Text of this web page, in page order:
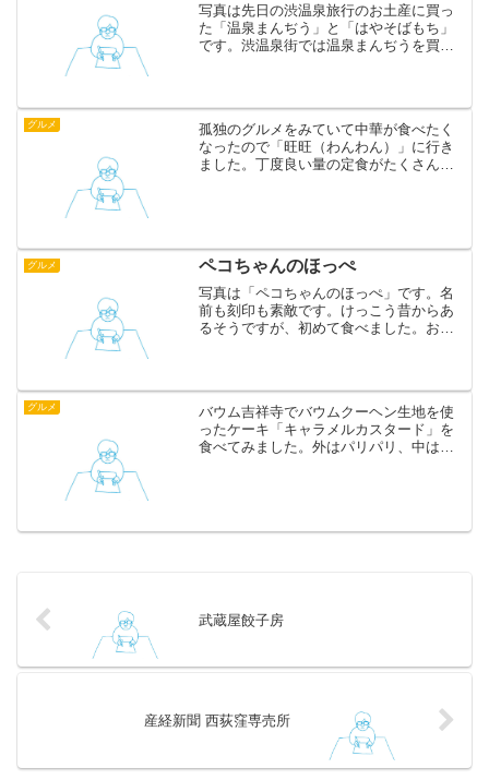
写真は先日の渋温泉旅行のお土産に買っ
た「温泉まんぢう」と「はやそばもち」
です。渋温泉街では温泉まんぢうを買え
っとしたみそダレが出てき...
グルメ
孤独のグルメをみていて中華が食べたく
なったので「旺旺（わんわん）」に行き
ました。丁度良い量の定食がたくさんあ
グルメ ペコちゃんのほっぺ
写真は「ペコちゃんのほっぺ」です。名
前も刻印も素敵です。けっこう昔からあ
るそうですが、初めて食べました。おい
グルメ
バウム吉祥寺でバウムクーヘン生地を使
ったケーキ「キャラメルカスタード」を
食べてみました。外はパリパリ、中はト
武蔵屋餃子房
産経新聞 西荻窪専売所